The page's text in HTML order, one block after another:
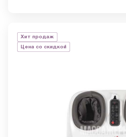
Хит продаж
Цена со скидкой